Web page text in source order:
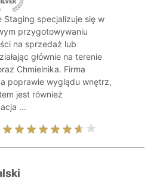
Staging specjalizuje się w
przygotowywaniu
na sprzedaż lub
głównie na terenie
Chmielnika. Firma
poprawie wyglądu wnętrz,
jest również
...